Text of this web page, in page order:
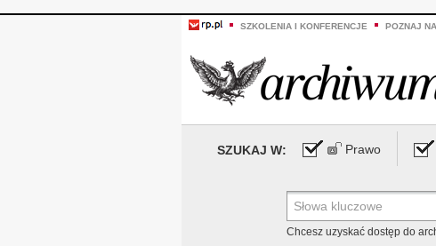
SZKOLENIA I KONFERENCJE POZNAJ
SZUKAJ W: Prawo
Chcesz uzyskać dostęp do